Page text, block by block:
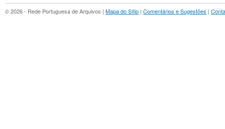
© 2026 - Rede Portuguesa de Arquivos | Mapa do Sítio | Comentários e Sugestões |